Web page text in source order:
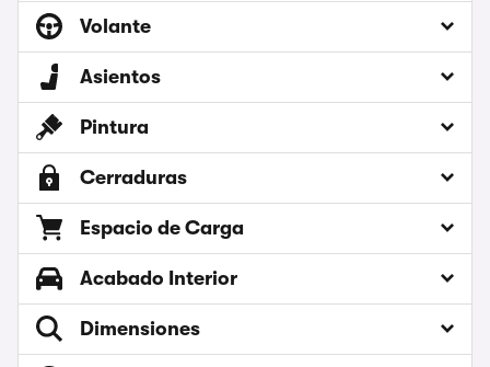
Volante
Asientos
Pintura
Cerraduras
Espacio de Carga
Acabado Interior
Dimensiones